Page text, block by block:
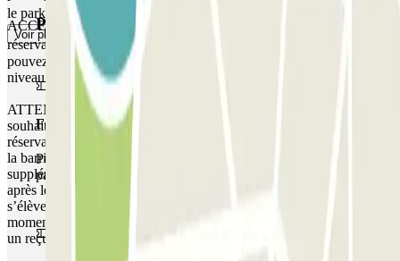
le parking Duvergé Indigo.
Voir plus
ACCÈS PIÉTON : Utilisez le code d'accès indiqué sur votre bon de
réservation. Si le parking n'est pas équipé d'un digicode vous
pouvez contacter le personnel du parking via l'interphone situé au
niveau de la porte d'accès piéton.
ATTENTION : Vous disposez d’une heure de courtoisie si vous
souhaitez accéder au parking avant l’heure indiquée sur votre
réservation. Si vous essayez d’accéder au parking avant ce créneau,
la barrière ne s’ouvrira pas. Veuillez noter que tout temps
supplémentaire vous sera facturé, que vous arriviez avant ou partiez
après les heures indiquées dans votre réservation. Le montant
s’élèvera en fonction des tarifs locaux pratiqués par le parking à ce
moment-là. Dans ces cas, à la fin de votre réservation, vous recevrez
un reçu pour le temps supplémentaire.
Produits Parclick
Forfait Simple
Pendant votre séjour, vous ne pourrez entrer et sortir du
parking qu'une seule fois